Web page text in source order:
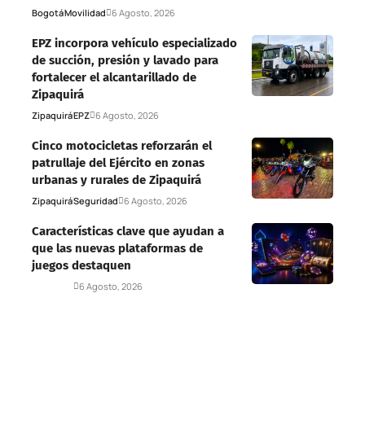
BogotáMovilidad 6 Agosto, 2026
EPZ incorpora vehículo especializado
de succión, presión y lavado para
fortalecer el alcantarillado de
Zipaquirá
ZipaquiráEPZ 6 Agosto, 2026
Cinco motocicletas reforzarán el
patrullaje del Ejército en zonas
urbanas y rurales de Zipaquirá
ZipaquiráSeguridad 6 Agosto, 2026
Características clave que ayudan a
que las nuevas plataformas de
juegos destaquen
6 Agosto, 2026